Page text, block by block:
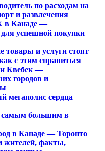
по расходам на
и развлечения
в Канаде —
успешной покупки
и услуги стоят
с этим справиться
Квебек —
городов и
мегаполис сердца
самым большим в
в Канаде — Торонто
жителей, факты,